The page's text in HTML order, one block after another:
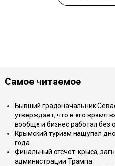
Самое читаемое
Бывший градоначальник
утверждает, что в его время
вообще и бизнес работал без
Крымский туризм нащупал
года
Финальный отсчёт: крыса,
администрации Трампа